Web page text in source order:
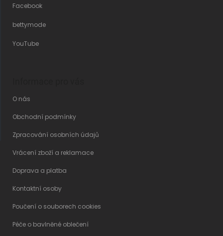
Facebook
bettymode
YouTube
O nás
Obchodní podmínky
Zpracování osobních údajů
Vrácení zboží a reklamace
Doprava a platba
Kontaktní osoby
Poučení o souborech cookies
Péče o bavlněné oblečení